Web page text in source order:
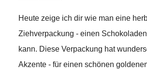
Heute zeige ich dir wie man eine
Ziehverpackung - einen
kann. Diese Verpackung hat
Akzente - für einen schönen